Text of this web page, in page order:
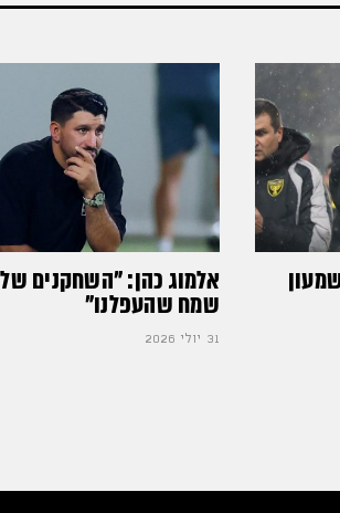
אלמוג כהן: "השחקנים
שמח שהעפלנו"
31 יולי 2026